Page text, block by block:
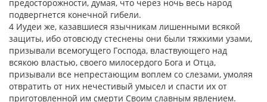
предосторожности, думая, что через ночь весь народ
подвергнется конечной гибели.
4 Иудеи же, казавшиеся язычникам лишенными всякой
защиты, ибо отовсюду стеснены они были тяжкими узами,
призывали всемогущего Господа, властвующего над
всякою властью, своего милосердого Бога и Отца,
призывали все непрестающим воплем со слезами, умоляя
отвратить от них нечестивый умысел и спасти их от
приготовленной им смерти Своим славным явлением.